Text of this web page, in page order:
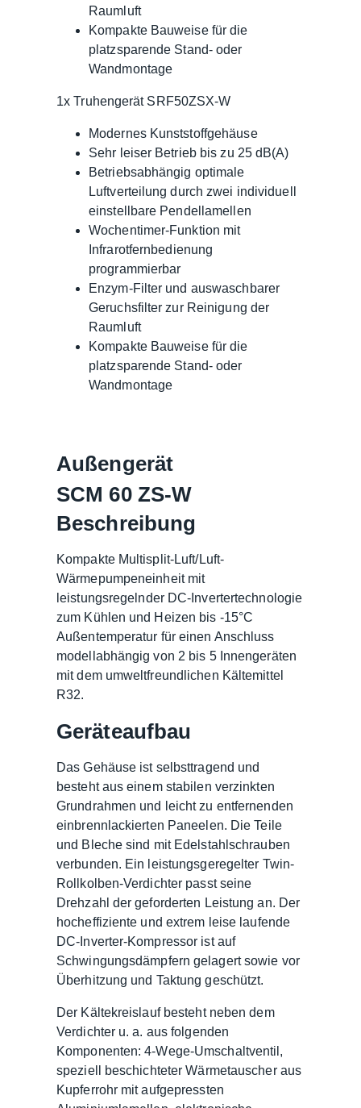
Raumluft
Kompakte Bauweise für die
platzsparende Stand- oder
Wandmontage
1x Truhengerät SRF50ZSX-W
Modernes Kunststoffgehäuse
Sehr leiser Betrieb bis zu 25 dB(A)
Betriebsabhängig optimale
Luftverteilung durch zwei individuell
einstellbare Pendellamellen
Wochentimer-Funktion mit
Infrarotfernbedienung
programmierbar
Enzym-Filter und auswaschbarer
Geruchsfilter zur Reinigung der
Raumluft
Kompakte Bauweise für die
platzsparende Stand- oder
Wandmontage
Außengerät
SCM 60 ZS-W
Beschreibung
Kompakte Multisplit-Luft/Luft-
Wärmepumpeneinheit mit
leistungsregelnder DC-Invertertechnologie
zum Kühlen und Heizen bis -15°C
Außentemperatur für einen Anschluss
modellabhängig von 2 bis 5 Innengeräten
mit dem umweltfreundlichen Kältemittel
R32.
Geräteaufbau
Das Gehäuse ist selbsttragend und
besteht aus einem stabilen verzinkten
Grundrahmen und leicht zu entfernenden
einbrennlackierten Paneelen. Die Teile
und Bleche sind mit Edelstahlschrauben
verbunden. Ein leistungsgeregelter Twin-
Rollkolben-Verdichter passt seine
Drehzahl der geforderten Leistung an. Der
hocheffiziente und extrem leise laufende
DC-Inverter-Kompressor ist auf
Schwingungsdämpfern gelagert sowie vor
Überhitzung und Taktung geschützt.
Der Kältekreislauf besteht neben dem
Verdichter u. a. aus folgenden
Komponenten: 4-Wege-Umschaltventil,
speziell beschichteter Wärmetauscher aus
Kupferrohr mit aufgepressten